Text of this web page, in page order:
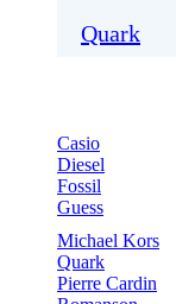
Quark
Casio
Diesel
Fossil
Guess
Michael Kors
Quark
Pierre Cardin